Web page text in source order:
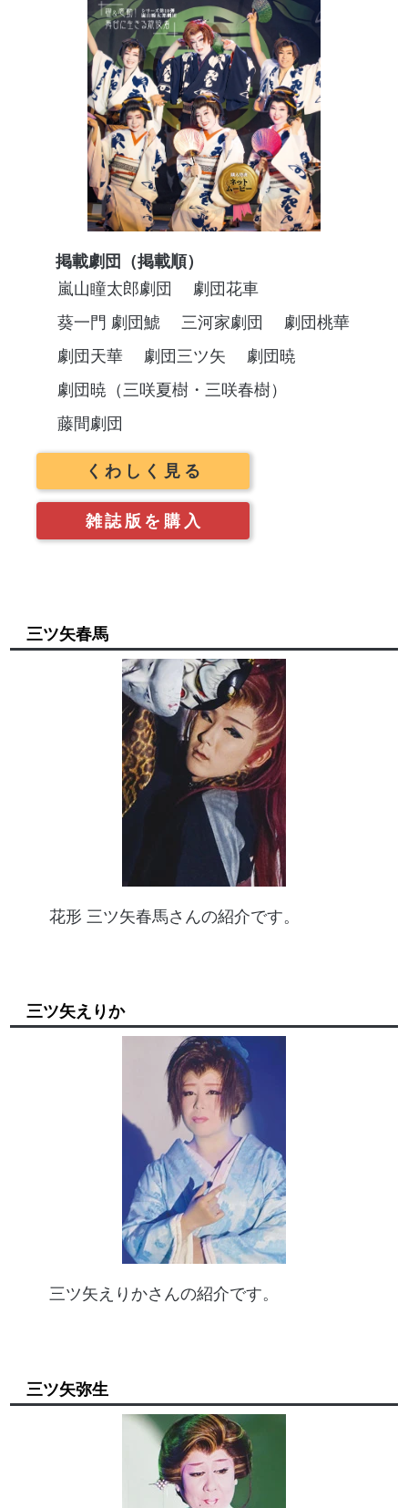
掲載劇団（掲載順）
嵐山瞳太郎劇団
劇団花車
葵一門 劇団鯱
三河家劇団
劇団桃華
劇団天華
劇団三ツ矢
劇団暁
劇団暁（三咲夏樹・三咲春樹）
藤間劇団
くわしく見る
雑誌版を購入
三ツ矢春馬
花形 三ツ矢春馬さんの紹介です。
三ツ矢えりか
三ツ矢えりかさんの紹介です。
三ツ矢弥生